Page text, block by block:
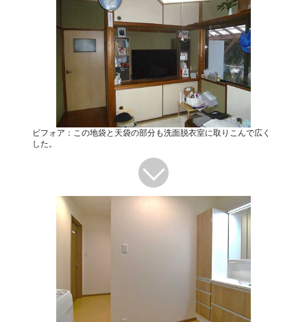
ビフォア：この地袋と天袋の部分も洗面脱衣室に取りこんで広く
した。